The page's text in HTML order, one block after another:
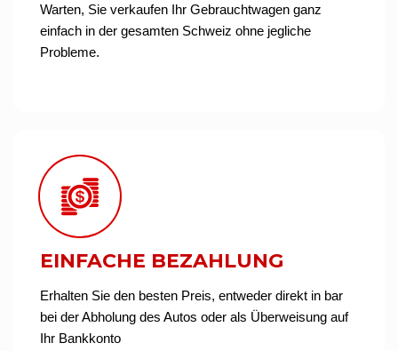
Warten, Sie verkaufen Ihr Gebrauchtwagen ganz
einfach in der gesamten Schweiz ohne jegliche
Probleme.
EINFACHE BEZAHLUNG
Erhalten Sie den besten Preis, entweder direkt in bar
bei der Abholung des Autos oder als Überweisung auf
Ihr Bankkonto